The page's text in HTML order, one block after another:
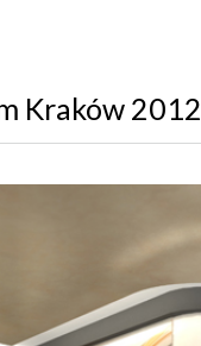
Kraków 2012